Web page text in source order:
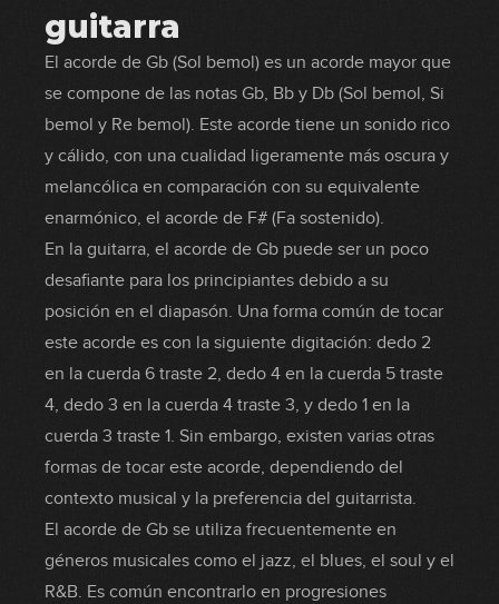
guitarra
El acorde de Gb (Sol bemol) es un acorde mayor que
se compone de las notas Gb, Bb y Db (Sol bemol, Si
bemol y Re bemol). Este acorde tiene un sonido rico
y cálido, con una cualidad ligeramente más oscura y
melancólica en comparación con su equivalente
enarmónico, el acorde de F# (Fa sostenido).
En la guitarra, el acorde de Gb puede ser un poco
desafiante para los principiantes debido a su
posición en el diapasón. Una forma común de tocar
este acorde es con la siguiente digitación: dedo 2
en la cuerda 6 traste 2, dedo 4 en la cuerda 5 traste
4, dedo 3 en la cuerda 4 traste 3, y dedo 1 en la
cuerda 3 traste 1. Sin embargo, existen varias otras
formas de tocar este acorde, dependiendo del
contexto musical y la preferencia del guitarrista.
El acorde de Gb se utiliza frecuentemente en
géneros musicales como el jazz, el blues, el soul y el
R&B. Es común encontrarlo en progresiones